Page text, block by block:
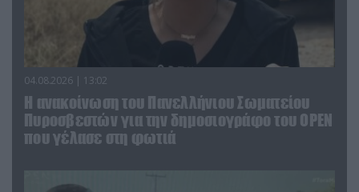
04.08.2026 | 13:02
Η ανακοίνωση του Πανελλήνιου Σωματείου
Πυροσβεστών για την δημοσιογράφο του OPEN
που γέλασε στη φωτιά